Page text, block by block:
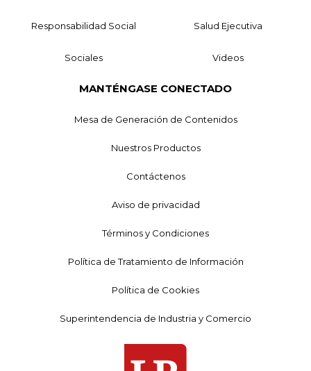
Responsabilidad Social Salud Ejecutiva
Sociales Videos
MANTÉNGASE CONECTADO
Mesa de Generación de Contenidos
Nuestros Productos
Contáctenos
Aviso de privacidad
Términos y Condiciones
Política de Tratamiento de Información
Política de Cookies
Superintendencia de Industria y Comercio